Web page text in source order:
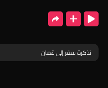
تذكرة سفر إلى عُمان